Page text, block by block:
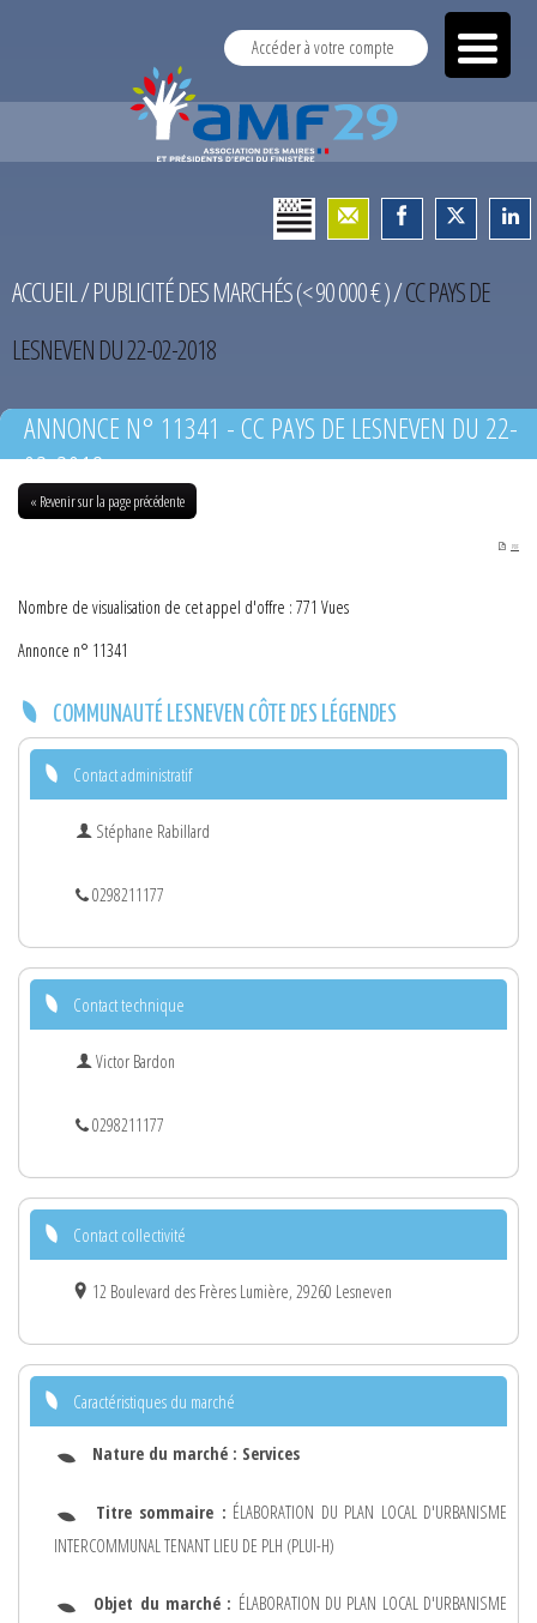
Accéder à votre compte
ACCUEIL/PUBLICITÉ DES MARCHÉS (< 90 000 € )/CC PAYS DE
LESNEVEN DU 22-02-2018
ANNONCE N° 11341 - CC PAYS DE LESNEVEN DU 22-
02-2018
« Revenir sur la page précédente
PDF
Nombre de visualisation de cet appel d'offre : 771 Vues
Annonce n° 11341
COMMUNAUTÉ LESNEVEN CÔTE DES LÉGENDES
Contact administratif
Stéphane Rabillard
0298211177
Contact technique
Victor Bardon
0298211177
Contact collectivité
12 Boulevard des Frères Lumière, 29260 Lesneven
Caractéristiques du marché
Nature du marché : Services
Titre sommaire : ÉLABORATION DU PLAN LOCAL D'URBANISME
INTERCOMMUNAL TENANT LIEU DE PLH (PLUI-H)
Objet du marché : ÉLABORATION DU PLAN LOCAL D'URBANISME